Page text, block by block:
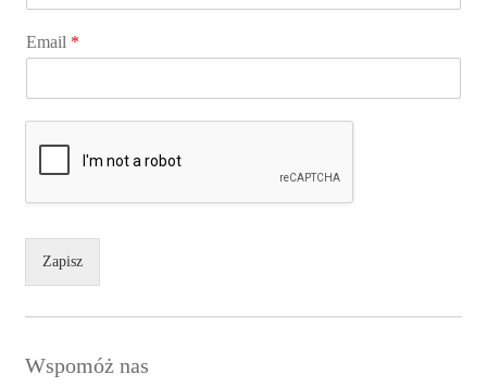
Email *
Zapisz
Wspomóż nas